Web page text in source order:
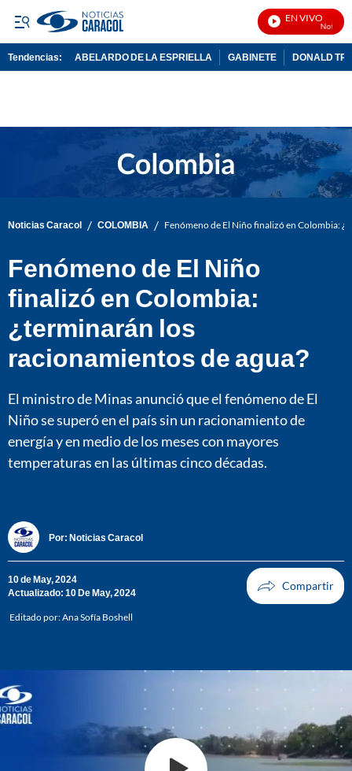
EN VIVO
Noticias
Tendencias: ABELARDO DE LA ESPRIELLA GABINETE DONALD
Noticias Caracol / COLOMBIA / Fenómeno de El Niño finalizó en Colombia:
Fenómeno de El Niño
finalizó en Colombia:
¿terminarán los
racionamientos de agua?
El ministro de Minas anunció que el fenómeno de El
Niño se superó en el país sin un racionamiento de
energía y en medio de los meses con mayores
temperaturas en las últimas cinco décadas.
Por: Noticias Caracol
10 de May, 2024
Actualizado: 10 De May, 2024
Editado por:Ana Sofía Boshell